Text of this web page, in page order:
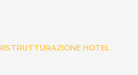
HOTEL